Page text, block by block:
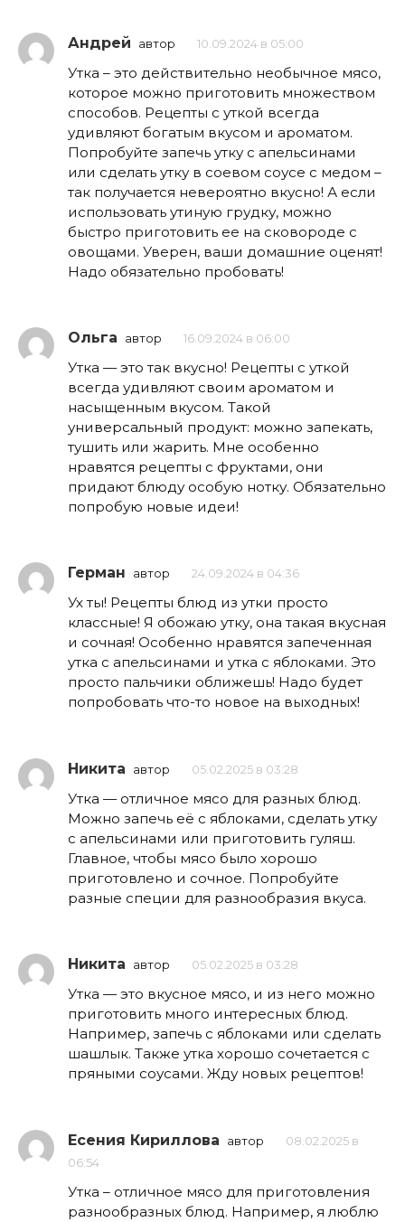
Андрей автор 10.09.2024 в 05:00
Утка – это действительно необычное мясо,
которое можно приготовить множеством
способов. Рецепты с уткой всегда
удивляют богатым вкусом и ароматом.
Попробуйте запечь утку с апельсинами
или сделать утку в соевом соусе с медом –
так получается невероятно вкусно! А если
использовать утиную грудку, можно
быстро приготовить ее на сковороде с
овощами. Уверен, ваши домашние оценят!
Надо обязательно пробовать!
Ольга автор 16.09.2024 в 06:00
Утка — это так вкусно! Рецепты с уткой
всегда удивляют своим ароматом и
насыщенным вкусом. Такой
универсальный продукт: можно запекать,
тушить или жарить. Мне особенно
нравятся рецепты с фруктами, они
придают блюду особую нотку. Обязательно
попробую новые идеи!
Герман автор 24.09.2024 в 04:36
Ух ты! Рецепты блюд из утки просто
классные! Я обожаю утку, она такая вкусная
и сочная! Особенно нравятся запеченная
утка с апельсинами и утка с яблоками. Это
просто пальчики оближешь! Надо будет
попробовать что-то новое на выходных!
Никита автор 05.02.2025 в 03:28
Утка — отличное мясо для разных блюд.
Можно запечь её с яблоками, сделать утку
с апельсинами или приготовить гуляш.
Главное, чтобы мясо было хорошо
приготовлено и сочное. Попробуйте
разные специи для разнообразия вкуса.
Никита автор 05.02.2025 в 03:28
Утка — это вкусное мясо, и из него можно
приготовить много интересных блюд.
Например, запечь с яблоками или сделать
шашлык. Также утка хорошо сочетается с
пряными соусами. Жду новых рецептов!
Есения Кириллова автор
08.02.2025 в
06:54
Утка – отличное мясо для приготовления
разнообразных блюд. Например, я люблю